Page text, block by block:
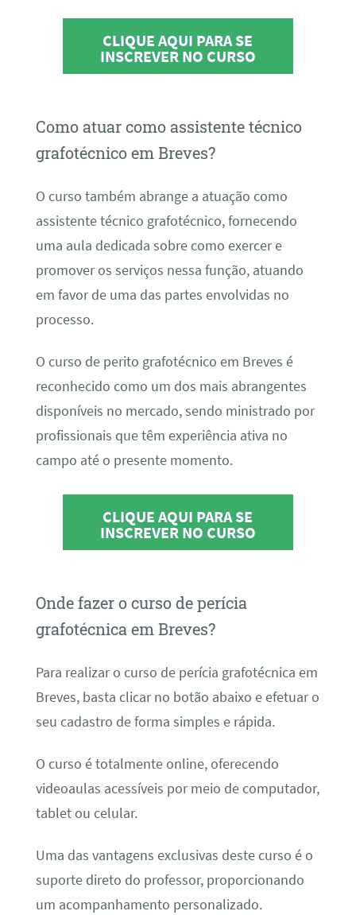
CLIQUE AQUI PARA SE
INSCREVER NO CURSO
Como atuar como assistente técnico
grafotécnico em Breves?
O curso também abrange a atuação como
assistente técnico grafotécnico, fornecendo
uma aula dedicada sobre como exercer e
promover os serviços nessa função, atuando
em favor de uma das partes envolvidas no
processo.
O curso de perito grafotécnico em Breves é
reconhecido como um dos mais abrangentes
disponíveis no mercado, sendo ministrado por
profissionais que têm experiência ativa no
campo até o presente momento.
CLIQUE AQUI PARA SE
INSCREVER NO CURSO
Onde fazer o curso de perícia
grafotécnica em Breves?
Para realizar o curso de perícia grafotécnica em
Breves, basta clicar no botão abaixo e efetuar o
seu cadastro de forma simples e rápida.
O curso é totalmente online, oferecendo
videoaulas acessíveis por meio de computador,
tablet ou celular.
Uma das vantagens exclusivas deste curso é o
suporte direto do professor, proporcionando
um acompanhamento personalizado.